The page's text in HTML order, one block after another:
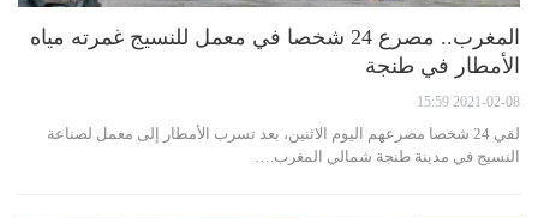
المغرب.. مصرع 24 شخصا في معمل للنسيج غمرته مياه
الأمطار في طنجة
2021-02-08 15:59
لقي 24 شخصا مصرعهم اليوم الاثنين، بعد تسرب الأمطار إلى معمل لصناعة
النسيج في مدينة طنجة شمالي المغرب.…